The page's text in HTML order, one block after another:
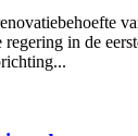
in de